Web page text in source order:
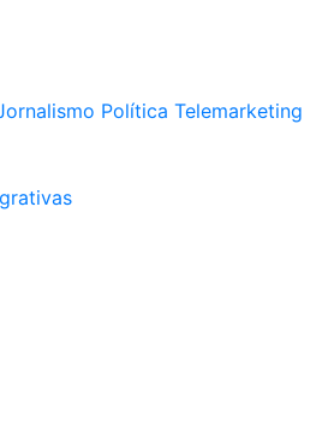
Política Telemarketing